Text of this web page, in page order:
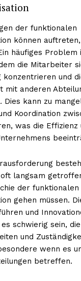
der funktionalen
können
häufiges Problem
die Mitarbeiter
konzentrieren und
mit anderen
Dies kann zu
Koordination
was die
oft langsam
der funktionalen
gehen müssen.
und
schwierig sein, die
und
wenn es
betreffen.